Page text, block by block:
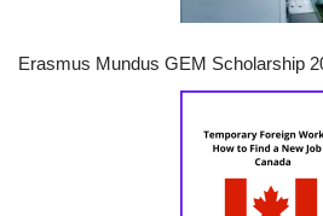
Erasmus Mundus GEM Scholarship